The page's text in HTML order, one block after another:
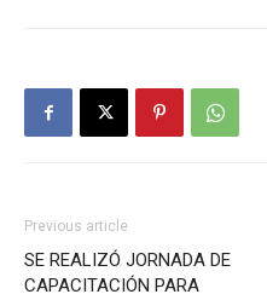
Previous article
SE REALIZÓ JORNADA DE
CAPACITACIÓN PARA